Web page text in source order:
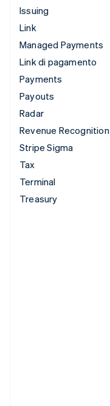
Issuing
Link
Managed Payments
Link di pagamento
Payments
Payouts
Radar
Revenue Recognition
Stripe Sigma
Tax
Terminal
Treasury